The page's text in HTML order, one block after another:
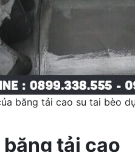
băng tải cao su tai bèo
tải cao